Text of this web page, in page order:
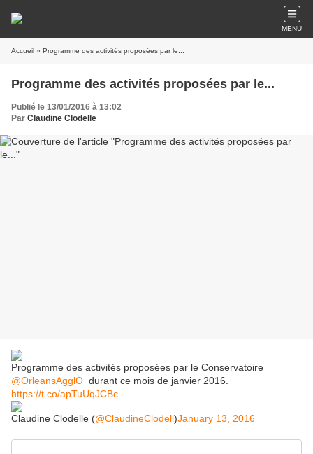
MENU
Accueil » Programme des activités proposées par le...
Programme des activités proposées par le...
Publié le 13/01/2016 à 13:02
Par Claudine Clodelle
Programme des activités proposées par le Conservatoire
@OrleansAgglO ​ durant ce mois de janvier 2016.
https://t.co/apTuUqJCBc
Claudine Clodelle (@ClaudineClodell)January 13, 2016